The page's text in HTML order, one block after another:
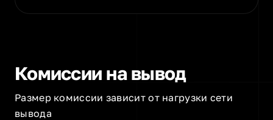
Комиссии на вывод
Размер комиссии зависит от нагрузки сети
вывода